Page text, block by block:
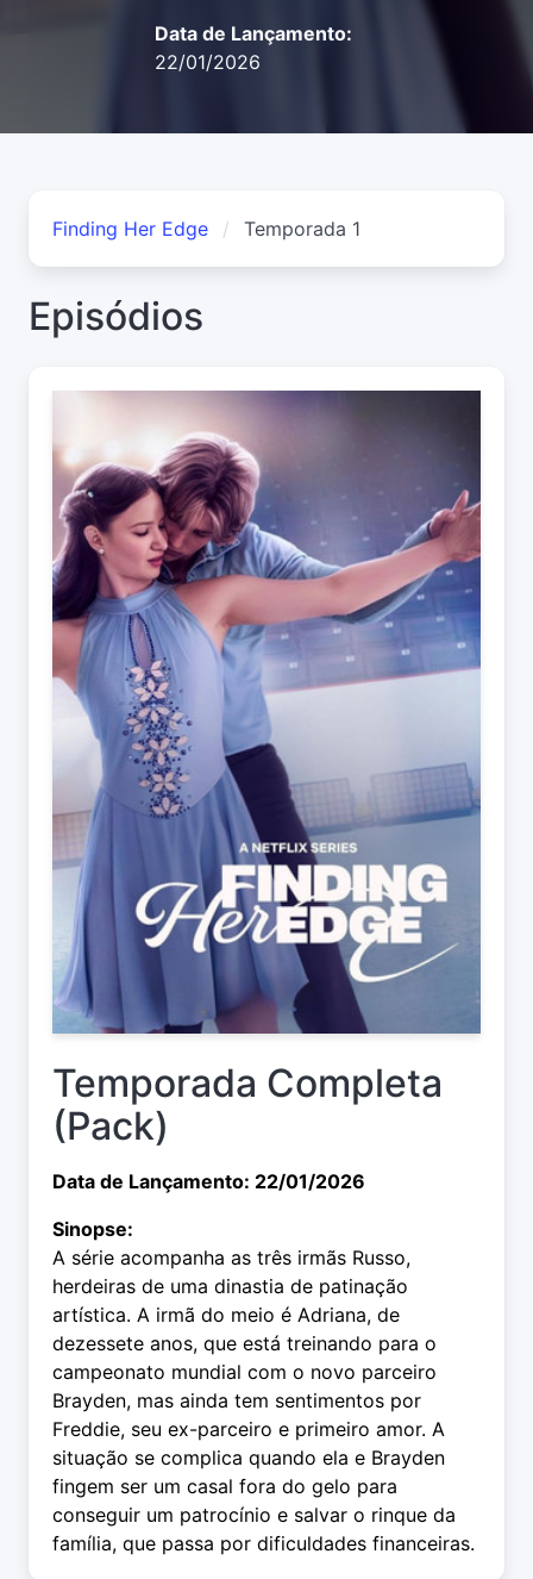
Data de Lançamento:
22/01/2026
Finding Her Edge Temporada 1
Episódios
Temporada Completa
(Pack)
Data de Lançamento: 22/01/2026
Sinopse:
A série acompanha as três irmãs Russo,
herdeiras de uma dinastia de patinação
artística. A irmã do meio é Adriana, de
dezessete anos, que está treinando para o
campeonato mundial com o novo parceiro
Brayden, mas ainda tem sentimentos por
Freddie, seu ex-parceiro e primeiro amor. A
situação se complica quando ela e Brayden
fingem ser um casal fora do gelo para
conseguir um patrocínio e salvar o rinque da
família, que passa por dificuldades financeiras.